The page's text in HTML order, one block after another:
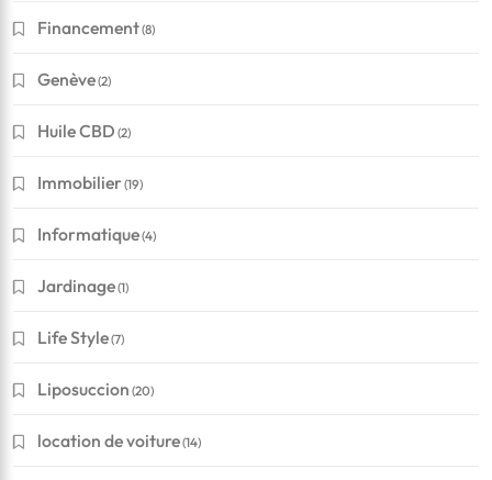
Financement(8)
Genève(2)
Huile CBD (2)
Immobilier(19)
Informatique(4)
Jardinage(1)
Life Style(7)
Liposuccion (20)
location de voiture(14)